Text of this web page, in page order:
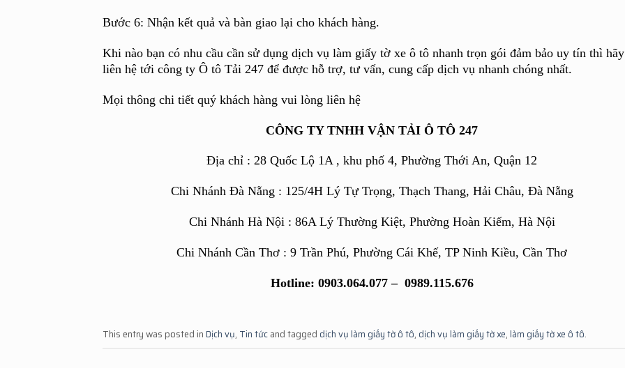
Bước 6: Nhận kết quả và bàn giao lại cho khách hàng.
Khi nào bạn có nhu cầu cần sử dụng dịch vụ làm giấy tờ xe ô tô nhanh trọn gói đảm bảo uy tín thì hãy
liên hệ tới công ty Ô tô Tải 247 để được hỗ trợ, tư vấn, cung cấp dịch vụ nhanh chóng nhất.
Mọi thông chi tiết quý khách hàng vui lòng liên hệ
CÔNG TY TNHH VẬN TẢI Ô TÔ 247
Địa chỉ : 28 Quốc Lộ 1A , khu phố 4, Phường Thới An, Quận 12
Chi Nhánh Đà Nẵng : 125/4H Lý Tự Trọng, Thạch Thang, Hải Châu, Đà Nẵng
Chi Nhánh Hà Nội : 86A Lý Thường Kiệt, Phường Hoàn Kiếm, Hà Nội
Chi Nhánh Cần Thơ : 9 Trần Phú, Phường Cái Khế, TP Ninh Kiều, Cần Thơ
Hotline: 0903.064.077 – 0989.115.676
This entry was posted in Dịch vụ, Tin tứcand tagged dịch vụ làm giấy tờ ô tô, dịch vụ làm giấy tờ xe, làm giấy tờ xe ô tô.